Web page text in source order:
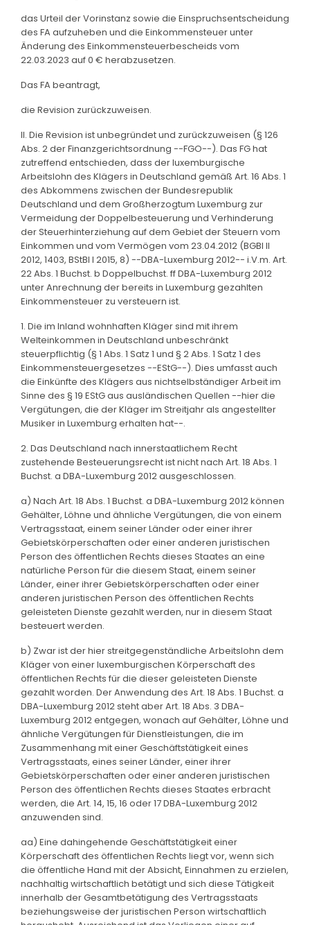
das Urteil der Vorinstanz sowie die Einspruchsentscheidung
des FA aufzuheben und die Einkommensteuer unter
Änderung des Einkommensteuerbescheids vom
22.03.2023 auf 0 € herabzusetzen.
Das FA beantragt,
die Revision zurückzuweisen.
II. Die Revision ist unbegründet und zurückzuweisen (§ 126
Abs. 2 der Finanzgerichtsordnung --FGO--). Das FG hat
zutreffend entschieden, dass der luxemburgische
Arbeitslohn des Klägers in Deutschland gemäß Art. 16 Abs. 1
des Abkommens zwischen der Bundesrepublik
Deutschland und dem Großherzogtum Luxemburg zur
Vermeidung der Doppelbesteuerung und Verhinderung
der Steuerhinterziehung auf dem Gebiet der Steuern vom
Einkommen und vom Vermögen vom 23.04.2012 (BGBl II
2012, 1403, BStBl I 2015, 8) --DBA-Luxemburg 2012-- i.V.m. Art.
22 Abs. 1 Buchst. b Doppelbuchst. ff DBA-Luxemburg 2012
unter Anrechnung der bereits in Luxemburg gezahlten
Einkommensteuer zu versteuern ist.
1. Die im Inland wohnhaften Kläger sind mit ihrem
Welteinkommen in Deutschland unbeschränkt
steuerpflichtig (§ 1 Abs. 1 Satz 1 und § 2 Abs. 1 Satz 1 des
Einkommensteuergesetzes --EStG--). Dies umfasst auch
die Einkünfte des Klägers aus nichtselbständiger Arbeit im
Sinne des § 19 EStG aus ausländischen Quellen --hier die
Vergütungen, die der Kläger im Streitjahr als angestellter
Musiker in Luxemburg erhalten hat--.
2. Das Deutschland nach innerstaatlichem Recht
zustehende Besteuerungsrecht ist nicht nach Art. 18 Abs. 1
Buchst. a DBA-Luxemburg 2012 ausgeschlossen.
a) Nach Art. 18 Abs. 1 Buchst. a DBA-Luxemburg 2012 können
Gehälter, Löhne und ähnliche Vergütungen, die von einem
Vertragsstaat, einem seiner Länder oder einer ihrer
Gebietskörperschaften oder einer anderen juristischen
Person des öffentlichen Rechts dieses Staates an eine
natürliche Person für die diesem Staat, einem seiner
Länder, einer ihrer Gebietskörperschaften oder einer
anderen juristischen Person des öffentlichen Rechts
geleisteten Dienste gezahlt werden, nur in diesem Staat
besteuert werden.
b) Zwar ist der hier streitgegenständliche Arbeitslohn dem
Kläger von einer luxemburgischen Körperschaft des
öffentlichen Rechts für die dieser geleisteten Dienste
gezahlt worden. Der Anwendung des Art. 18 Abs. 1 Buchst. a
DBA-Luxemburg 2012 steht aber Art. 18 Abs. 3 DBA-
Luxemburg 2012 entgegen, wonach auf Gehälter, Löhne und
ähnliche Vergütungen für Dienstleistungen, die im
Zusammenhang mit einer Geschäftstätigkeit eines
Vertragsstaats, eines seiner Länder, einer ihrer
Gebietskörperschaften oder einer anderen juristischen
Person des öffentlichen Rechts dieses Staates erbracht
werden, die Art. 14, 15, 16 oder 17 DBA-Luxemburg 2012
anzuwenden sind.
aa) Eine dahingehende Geschäftstätigkeit einer
Körperschaft des öffentlichen Rechts liegt vor, wenn sich
die öffentliche Hand mit der Absicht, Einnahmen zu erzielen,
nachhaltig wirtschaftlich betätigt und sich diese Tätigkeit
innerhalb der Gesamtbetätigung des Vertragsstaats
beziehungsweise der juristischen Person wirtschaftlich